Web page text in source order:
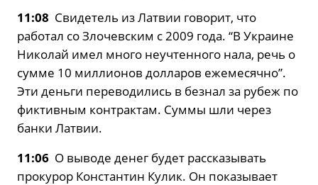
11:08 Свидетель из Латвии говорит, что
работал со Злочевским с 2009 года. “В Украине
Николай имел много неучтенного нала, речь о
сумме 10 миллионов долларов ежемесячно”.
Эти деньги переводились в безнал за рубеж по
фиктивным контрактам. Суммы шли через
банки Латвии.
11:06 О выводе денег будет рассказывать
прокурор Константин Кулик. Он показывает